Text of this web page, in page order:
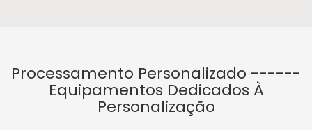
Processamento Personalizado ------
Equipamentos Dedicados À
Personalização